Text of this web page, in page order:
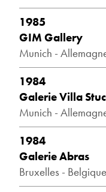
1985
GIM Gallery
Munich -
1984
Galerie Villa
Munich -
1984
Galerie Abras
Bruxelles - Belgique